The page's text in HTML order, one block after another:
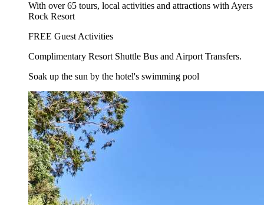
With over 65 tours, local activities and attractions with Ayers
Rock Resort
FREE Guest Activities
Complimentary Resort Shuttle Bus and Airport Transfers.
Soak up the sun by the hotel's swimming pool